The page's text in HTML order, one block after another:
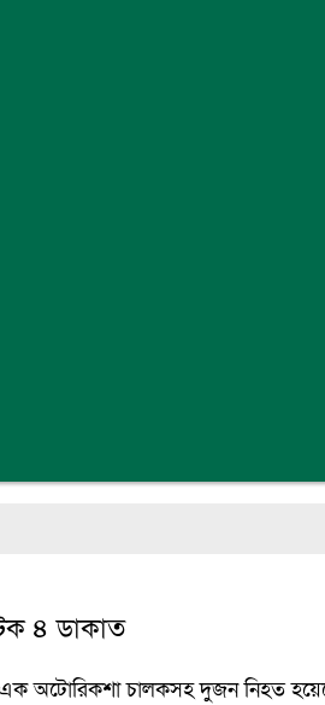
৪ ডাকাত
এক অটোরিকশা চালকসহ দুজন নিহত